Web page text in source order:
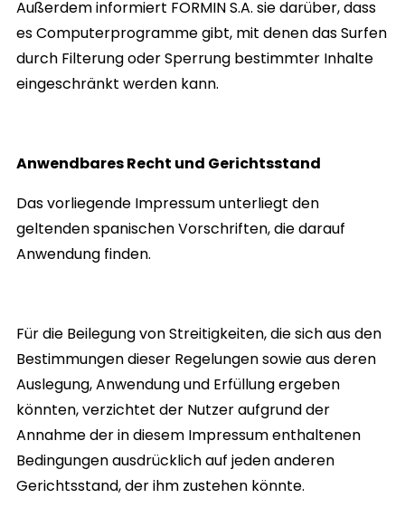
Außerdem informiert FORMIN S.A. sie darüber, dass
es Computerprogramme gibt, mit denen das Surfen
durch Filterung oder Sperrung bestimmter Inhalte
eingeschränkt werden kann.
Anwendbares Recht und Gerichtsstand
Das vorliegende Impressum unterliegt den
geltenden spanischen Vorschriften, die darauf
Anwendung finden.
Für die Beilegung von Streitigkeiten, die sich aus den
Bestimmungen dieser Regelungen sowie aus deren
Auslegung, Anwendung und Erfüllung ergeben
könnten, verzichtet der Nutzer aufgrund der
Annahme der in diesem Impressum enthaltenen
Bedingungen ausdrücklich auf jeden anderen
Gerichtsstand, der ihm zustehen könnte.